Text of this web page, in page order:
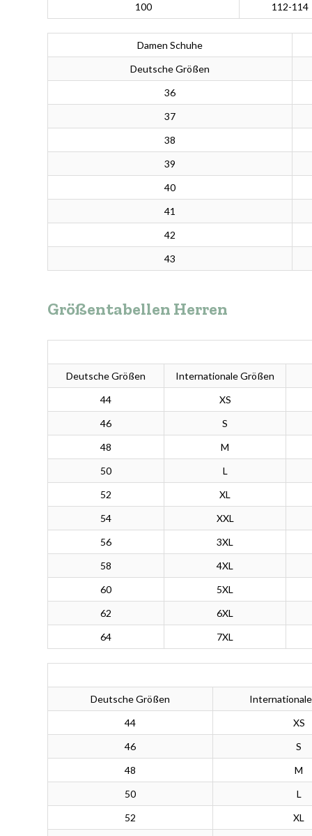
100
112-114
Damen Schuhe
Deutsche Größen
36
37
38
39
40
41
42
43
Größentabellen Herren
Deutsche Größen
Internationale Größen
44
XS
46
S
48
M
50
L
52
XL
54
XXL
56
3XL
58
4XL
60
5XL
62
6XL
64
7XL
Deutsche Größen
44
XS
46
S
48
M
50
L
52
XL